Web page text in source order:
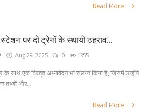
Read More
पर दो ट्रेनों के स्थायी ठहराव...
Aug 23, 2025 0 1355
के साथ एक विस्तृत अभ्यावेदन भी संलग्न किया है, जिसमें उन्होंने
तथ्यों और...
Read More